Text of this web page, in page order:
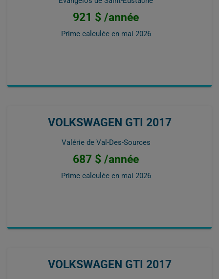
921 $ /année
Prime calculée en mai 2026
VOLKSWAGEN GTI 2017
Valérie de Val-Des-Sources
687 $ /année
Prime calculée en mai 2026
VOLKSWAGEN GTI 2017